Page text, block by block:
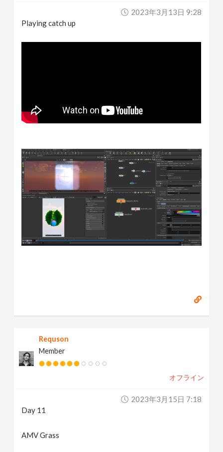
2023年3月13日 9:28
Playing catch up
Requson
Member
オフライン
2023年3月15日 7:18
Day 11
AMV Grass